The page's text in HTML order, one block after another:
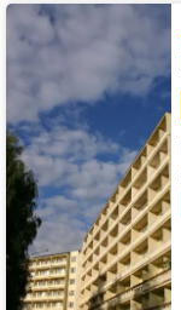
Пансионат
Березовая